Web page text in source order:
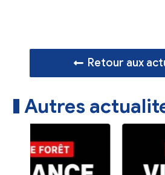
Retour aux
Autres